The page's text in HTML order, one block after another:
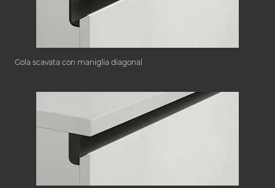
Gola scavata con maniglia diagonal